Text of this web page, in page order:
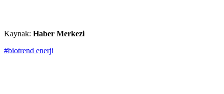
Kaynak: Haber Merkezi
#biotrend enerji